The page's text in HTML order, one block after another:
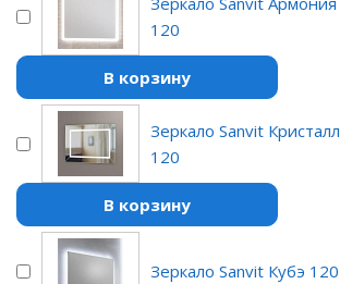
120
В корзину
Зеркало Sanvit Кристалл
120
В корзину
Зеркало Sanvit Кубэ 120